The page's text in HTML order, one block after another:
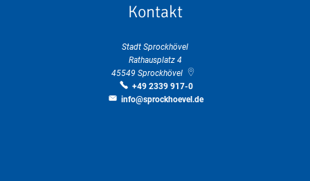
Kontakt
Stadt Sprockhövel
Rathausplatz 4
45549 Sprockhövel
+49 2339 917-0
info@sprockhoevel.de